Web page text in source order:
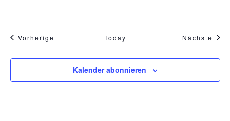
Vorherige VeranstaltungenToday Nächste
Kalender abonnieren